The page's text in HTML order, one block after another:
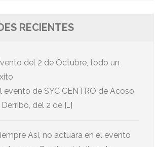
RECIENTES
del 2 de Octubre, todo un
evento de SYC CENTRO de Acoso
del 2 de […]
Asi, no actuara en el evento